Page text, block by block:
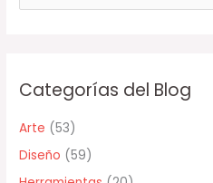
u
a
p
o
Categorías del Blog
Arte (53)
Diseño (59)